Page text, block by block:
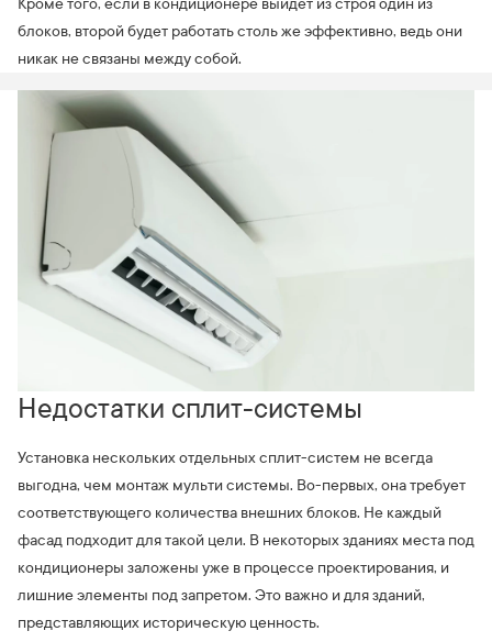
блоков, второй будет работать столь же эффективно, ведь они
никак не связаны между собой.
Недостатки сплит-системы
Установка нескольких отдельных сплит-систем не всегда
выгодна, чем монтаж мульти системы. Во-первых, она требует
соответствующего количества внешних блоков. Не каждый
фасад подходит для такой цели. В некоторых зданиях места под
кондиционеры заложены уже в процессе проектирования, и
лишние элементы под запретом. Это важно и для зданий,
представляющих историческую ценность.